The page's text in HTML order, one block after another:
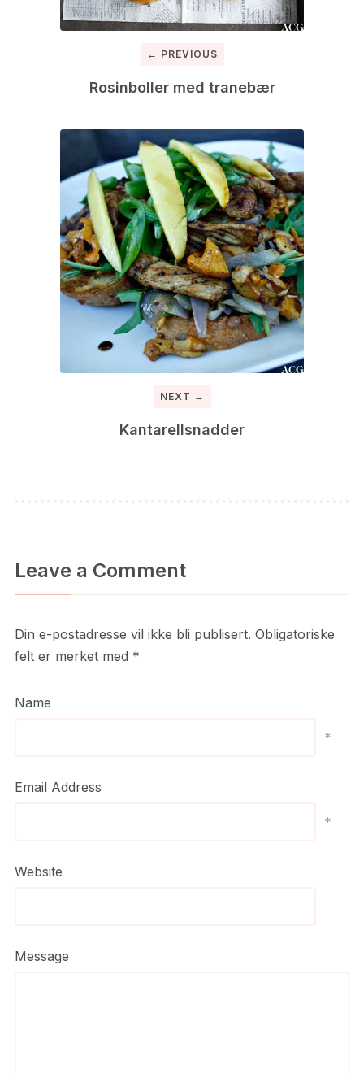
← PREVIOUS
Rosinboller med tranebær
NEXT →
Kantarellsnadder
Leave a Comment
Din e-postadresse vil ikke bli publisert. Obligatoriske
felt er merket med *
Name
*
Email Address
*
Website
Message